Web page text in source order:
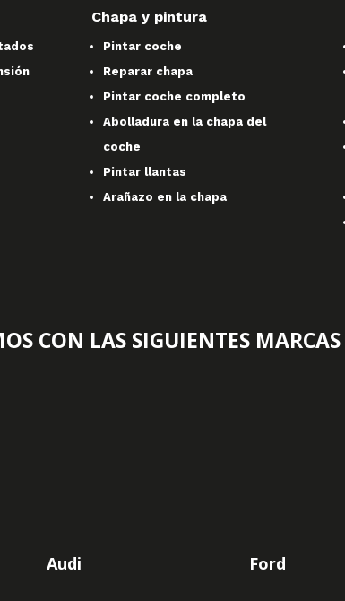
Chapa y pintura
Pintar coche
Reparar chapa
Pintar coche completo
Abolladura en la chapa del
coche
Pintar llantas
Arañazo en la chapa
CON LAS SIGUIENTES MARCAS
Audi Ford